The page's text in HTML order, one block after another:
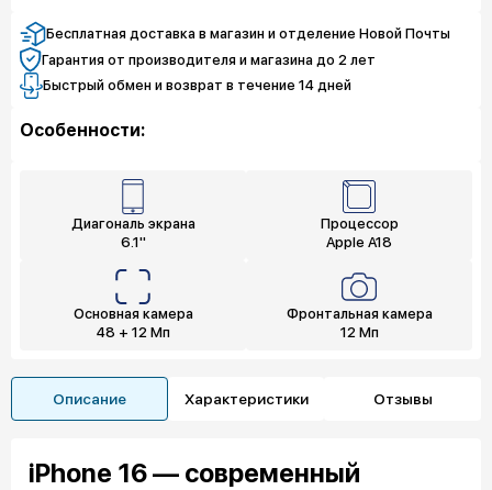
Полная защита
10 114 грн
Бесплатная доставка в магазин и отделение Новой Почты
Гарантия от производителя и магазина до 2 лет
Быстрый обмен и возврат в течение 14 дней
Особенности:
Диагональ экрана
6.1"
Процессор
Apple A18
Основная камера
48 + 12 Мп
Фронтальная камера
12 Мп
Описание Характеристики Отзывы
iPhone 16 — современный